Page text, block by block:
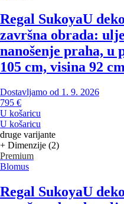
Regal SukoyaU
završna obrada:
nanošenje praha,
105 cm, visina 92
Dostavljamo od 1. 9. 2026
795 €
U košaricu
U košaricu
druge varijante
+ Dimenzije (2)
Premium
Blomus
Regal SukoyaU